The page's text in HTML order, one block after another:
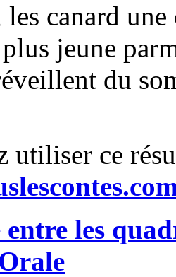
canard
jeune
du
utiliser ce
les